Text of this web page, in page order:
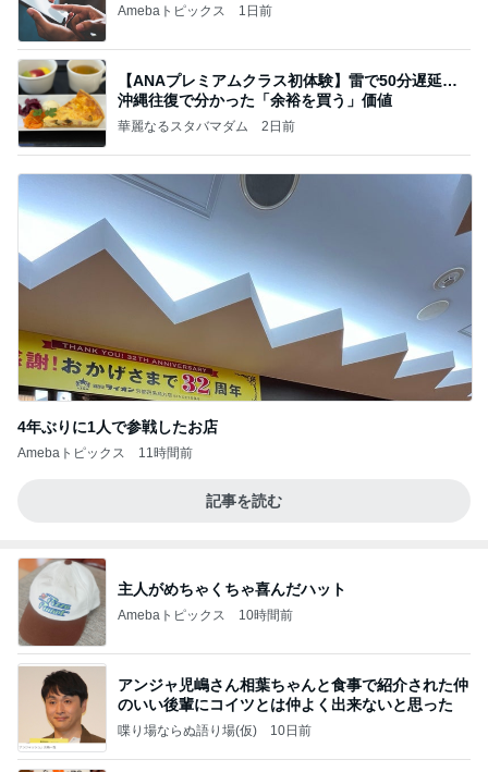
Amebaトピックス 1日前
【ANAプレミアムクラス初体験】雷で50分遅延…
沖縄往復で分かった「余裕を買う」価値
華麗なるスタバマダム 2日前
4年ぶりに1人で参戦したお店
Amebaトピックス 11時間前
記事を読む
主人がめちゃくちゃ喜んだハット
Amebaトピックス 10時間前
アンジャ児嶋さん相葉ちゃんと食事で紹介された仲
のいい後輩にコイツとは仲よく出来ないと思った
喋り場ならぬ語り場(仮) 10日前